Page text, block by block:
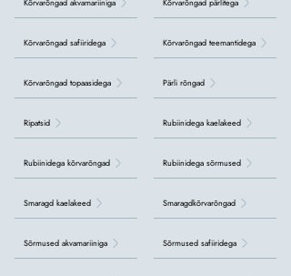
Kõrvarõngad safiiridega
Kõrvarõngad topaasidega
Ripatsid
Rubiinidega kõrvarõngad
Smaragd kaelakeed
Sõrmused akvamariiniga
Kõrvarõngad teemantidega
Pärli rõngad
Rubiinidega kaelakeed
Rubiinidega sõrmused
Smaragdkõrvarõngad
Sõrmused safiiridega